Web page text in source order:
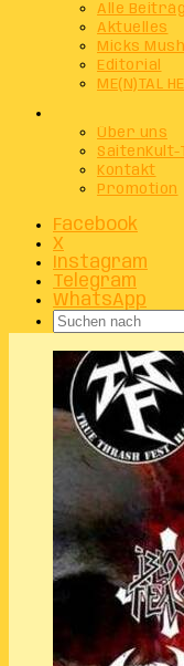
Alle
Aktuelles
Micks
Editorial
ME(N)TAL
Über uns
SaitenKult-
Kontakt
Promotion
Facebook
X
Instagram
Telegram
WhatsApp